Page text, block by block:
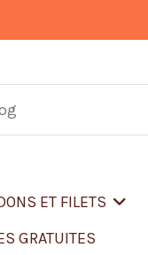
ET FILETS
GRATUITES